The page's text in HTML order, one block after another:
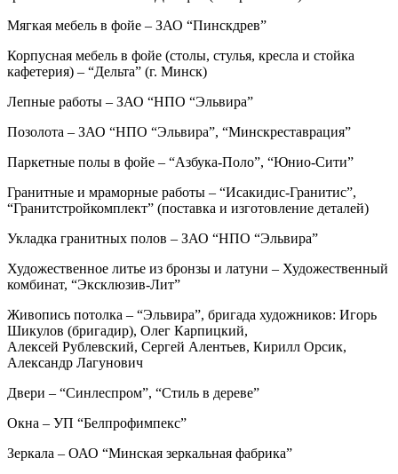
Мягкая мебель в фойе – ЗАО “Пинскдрев”
Корпусная мебель в фойе (столы, стулья, кресла и стойка
кафетерия) – “Дельта” (г. Минск)
Лепные работы – ЗАО “НПО “Эльвира”
Позолота – ЗАО “НПО “Эльвира”, “Минскреставрация”
Паркетные полы в фойе – “Азбука-Поло”, “Юнио-Сити”
Гранитные и мраморные работы – “Исакидис-Гранитис”,
“Гранитстройкомплект” (поставка и изготовление деталей)
Укладка гранитных полов – ЗАО “НПО “Эльвира”
Художественное литье из бронзы и латуни – Художественный
комбинат, “Эксклюзив-Лит”
Живопись потолка – “Эльвира”, бригада художников: Игорь
Шикулов (бригадир), Олег Карпицкий,
Алексей Рублевский, Сергей Алентьев, Кирилл Орсик,
Александр Лагунович
Двери – “Синлеспром”, “Стиль в дереве”
Окна – УП “Белпрофимпекс”
Зеркала – ОАО “Минская зеркальная фабрика”